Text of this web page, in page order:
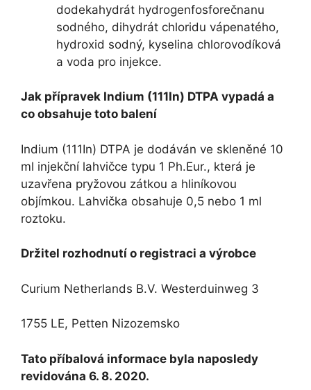
dodekahydrát hydrogenfosforečnanu
sodného, dihydrát chloridu vápenatého,
hydroxid sodný, kyselina chlorovodíková
a voda pro injekce.
Jak přípravek Indium (111In) DTPA vypadá a
co obsahuje toto balení
Indium (111In) DTPA je dodáván ve skleněné 10
ml injekční lahvičce typu 1 Ph.Eur., která je
uzavřena pryžovou zátkou a hliníkovou
objímkou. Lahvička obsahuje 0,5 nebo 1 ml
roztoku.
Držitel rozhodnutí o registraci a výrobce
Curium Netherlands B.V. Westerduinweg 3
1755 LE, Petten Nizozemsko
Tato příbalová informace byla naposledy
revidována 6. 8. 2020.